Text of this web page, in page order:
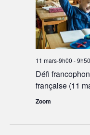
Défi
française (11
11 mars-9h00 -9h50
Zoom